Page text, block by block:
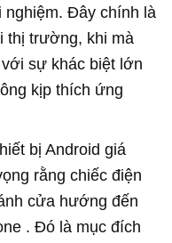
nghiệm. Đây chính là
thị trường, khi mà
sự khác biệt lớn
kịp thích ứng
bị Android giá
rằng chiếc điện
cửa hướng đến
. Đó là mục đích